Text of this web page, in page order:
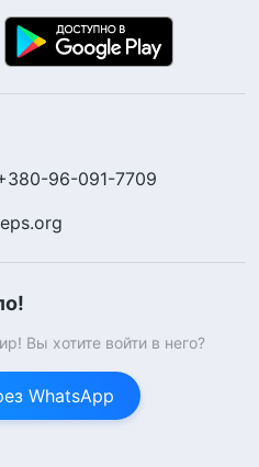
96-091-7709
Вы хотите войти в него?
WhatsApp